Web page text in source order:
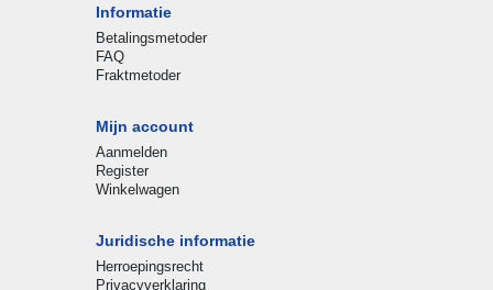
Informatie
Betalingsmetoder
FAQ
Fraktmetoder
Mijn account
Aanmelden
Register
Winkelwagen
Juridische informatie
Herroepingsrecht
Privacyverklaring